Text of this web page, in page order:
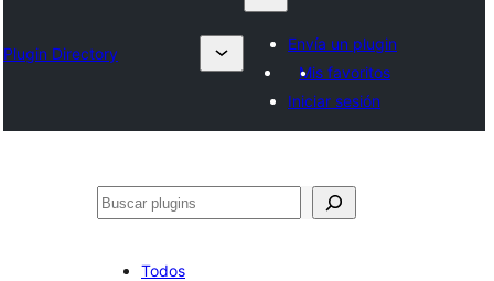
Plugin Directory
Envía un plugin
Mis favoritos
Iniciar sesión
Buscar
Todos